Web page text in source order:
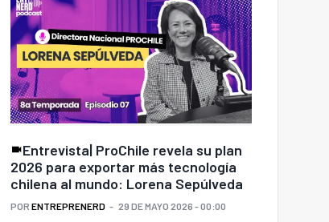
Entrevista| ProChile revela su plan
2026 para exportar más tecnología
chilena al mundo: Lorena Sepúlveda
POR ENTREPRENERD 29 DE MAYO 2026 - 00:00